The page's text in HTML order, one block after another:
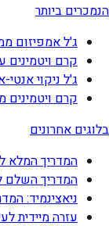
הנמכרים ביותר
ג'ל אמפיזום
קרם ויטמינים
ג'ל ניקוי אנטי-
קרם ויטמינים
בלוגים אחרונים
המדריך המלא
המדריך השלם
ניאצינמיד:
עזרה מיידית